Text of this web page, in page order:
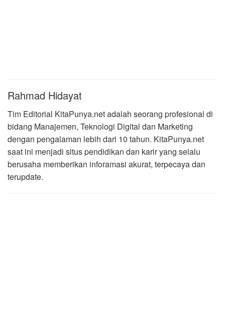
Rahmad Hidayat
Tim Editorial KitaPunya.net adalah seorang profesional di
bidang Manajemen, Teknologi Digital dan Marketing
dengan pengalaman lebih dari 10 tahun. KitaPunya.net
saat ini menjadi situs pendidikan dan karir yang selalu
berusaha memberikan inforamasi akurat, terpecaya dan
terupdate.